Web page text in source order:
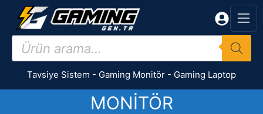
İçeriğe
Products
search
Tavsiye Sistem - Gaming Monitör - Gaming Laptop
MONITÖR